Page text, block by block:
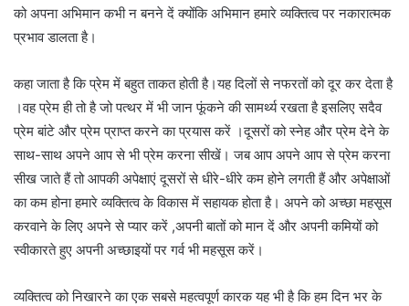
को अपना अभिमान कभी न बनने दें क्योंकि अभिमान हमारे व्यक्तित्व पर नकारात्मक
प्रभाव डालता है।
कहा जाता है कि प्रेम में बहुत ताकत होती है।यह दिलों से नफरतों को दूर कर देता है
।वह प्रेम ही तो है जो पत्थर में भी जान फूंकने की सामर्थ्य रखता है इसलिए सदैव
प्रेम बांटे और प्रेम प्राप्त करने का प्रयास करें ।दूसरों को स्नेह और प्रेम देने के
साथ-साथ अपने आप से भी प्रेम करना सीखें। जब आप अपने आप से प्रेम करना
सीख जाते हैं तो आपकी अपेक्षाएं दूसरों से धीरे-धीरे कम होने लगती हैं और अपेक्षाओं
का कम होना हमारे व्यक्तित्व के विकास में सहायक होता है। अपने को अच्छा महसूस
करवाने के लिए अपने से प्यार करें ,अपनी बातों को मान दें और अपनी कमियों को
स्वीकारते हुए अपनी अच्छाइयों पर गर्व भी महसूस करें।
व्यक्तित्व को निखारने का एक सबसे महत्वपूर्ण कारक यह भी है कि हम दिन भर के